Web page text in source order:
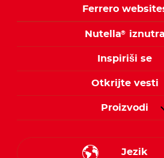
Ferrero
Nutella® iznutra
Inspiriši se
Otkrijte vesti
Proizvodi
Jezik